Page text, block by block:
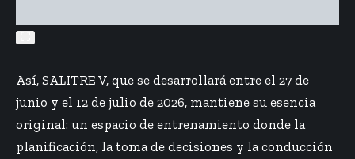
Así, SALITRE V, que se desarrollará entre el 27 de
junio y el 12 de julio de 2026, mantiene su esencia
original: un espacio de entrenamiento donde la
planificación, la toma de decisiones y la conducción